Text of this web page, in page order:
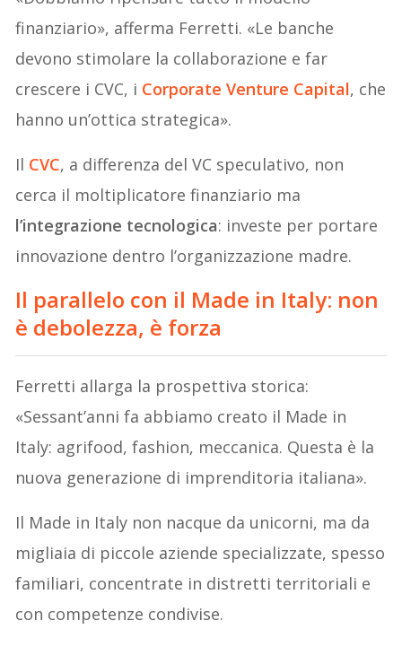
finanziario», afferma Ferretti. «Le banche
devono stimolare la collaborazione e far
crescere i CVC, i Corporate Venture Capital, che
hanno un’ottica strategica».
Il CVC, a differenza del VC speculativo, non
cerca il moltiplicatore finanziario ma
l’integrazione tecnologica: investe per portare
innovazione dentro l’organizzazione madre.
Il parallelo con il Made in Italy: non
è debolezza, è forza
Ferretti allarga la prospettiva storica:
«Sessant’anni fa abbiamo creato il Made in
Italy: agrifood, fashion, meccanica. Questa è la
nuova generazione di imprenditoria italiana».
Il Made in Italy non nacque da unicorni, ma da
migliaia di piccole aziende specializzate, spesso
familiari, concentrate in distretti territoriali e
con competenze condivise.